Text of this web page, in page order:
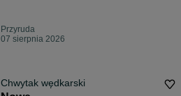
Przyruda
07 sierpnia 2026
Chwytak wędkarski